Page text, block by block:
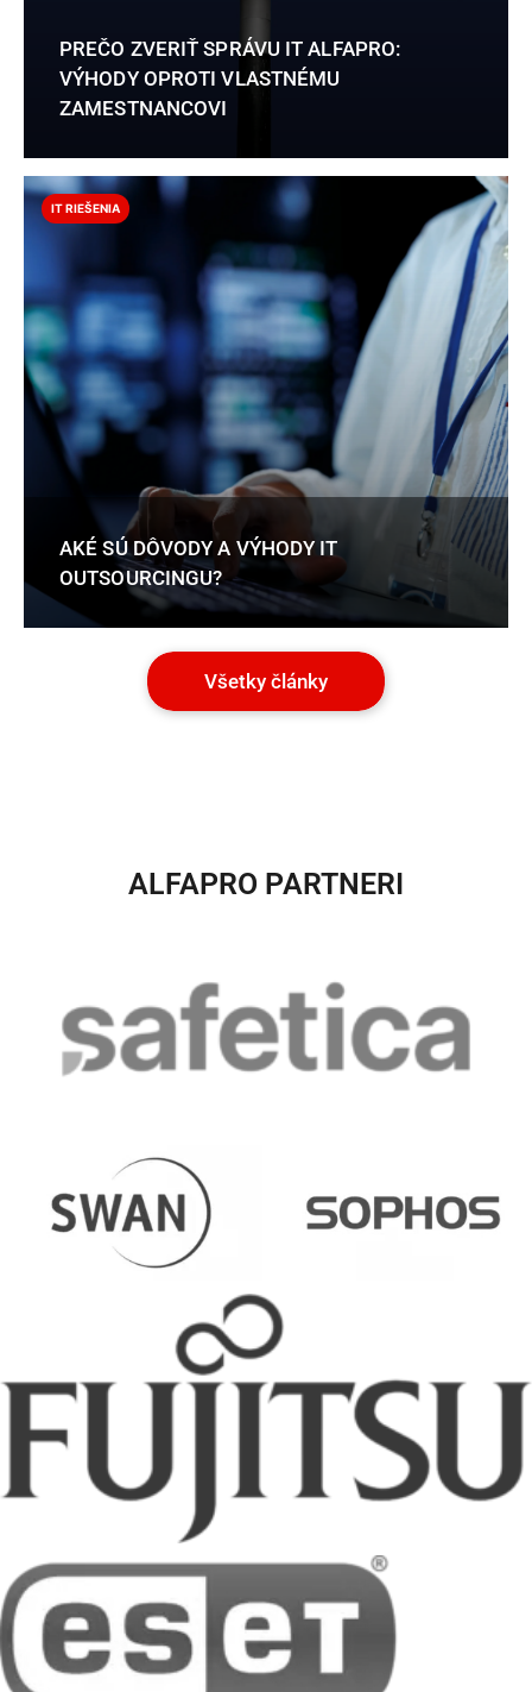
PREČO ZVERIŤ SPRÁVU IT ALFAPRO:
VÝHODY OPROTI VLASTNÉMU
ZAMESTNANCOVI
AKÉ SÚ DÔVODY A VÝHODY IT
OUTSOURCINGU?
IT RIEŠENIA
Všetky články
ALFAPRO PARTNERI​